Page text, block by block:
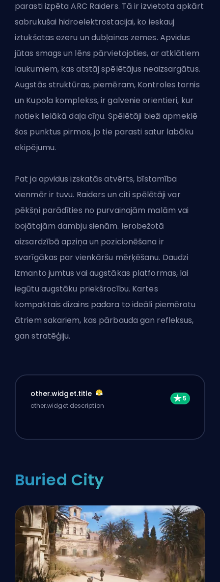
parasti izpēta ARC Raiders. Tā ir izvietota apkārt
sabrukušai hidroelektrostacijai, ko ieskauj
iztukšotas ezeru un dubļainas zemes. Apvidus
jūtas smags un lēns pārvietojoties, ar atklātiem
laukumiem, kas atstāj spēlētājus neaizsargātus.
Augstās struktūras, piemēram, Kontroles tornis
un Kupola komplekss, ir galvenie orientieri, kur
notiek lielākā daļa cīņu. Spēlētāji bieži apmeklē
šos punktus pirmos, jo tie parasti satur labāku
ekipējumu.
Pat ja apvidus izskatās atvērts, bīstamība
vienmēr ir tuvu. Raiders un citi spēlētāji var
pēkšņi parādīties no purvainajām malām vai
bojātajām dambju sienām. Ierobežotā
aizsardzībā apziņa un pozicionēšana ir
svarīgākas par vienkāršu mērķēšanu. Daudzi
izmanto jumtus vai augstākas platformas, lai
iegūtu augstāku priekšrocību. Kartes
kompaktais dizains padara to ideāli piemērotu
ātriem sakariem, kas pārbauda gan refleksus,
gan stratēģiju.
other.widget.title
other.widget.description
Buried City